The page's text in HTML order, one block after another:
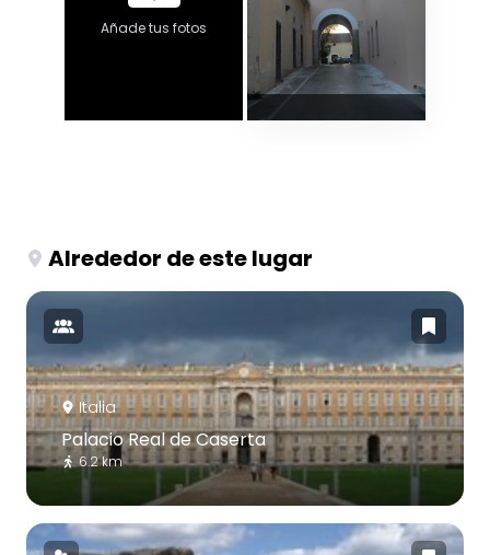
Añade tus fotos
Alrededor de este lugar
Italia
Palacio Real de Caserta
6.2 km